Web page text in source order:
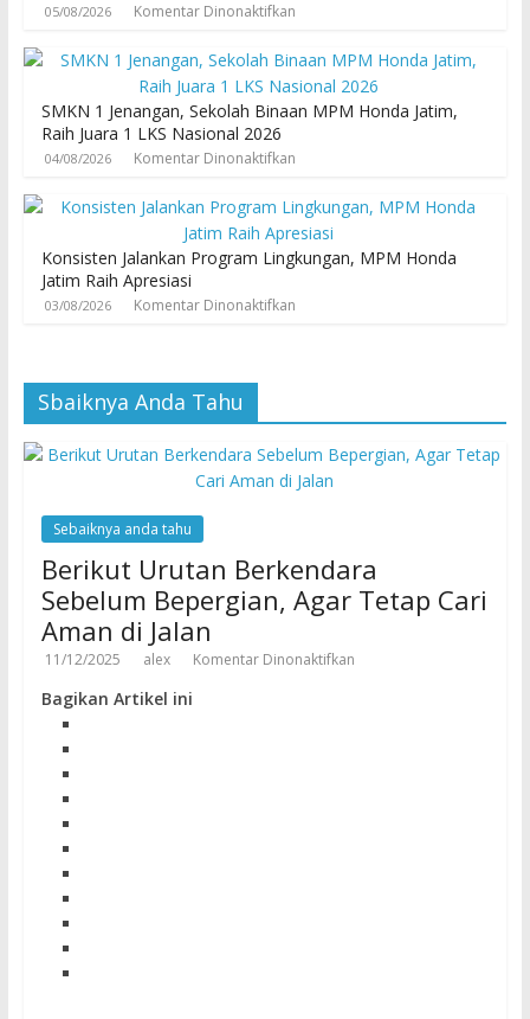
05/08/2026 Komentar Dinonaktifkan
SMKN 1 Jenangan, Sekolah Binaan MPM Honda Jatim,
Raih Juara 1 LKS Nasional 2026
04/08/2026 Komentar Dinonaktifkan
Konsisten Jalankan Program Lingkungan, MPM Honda
Jatim Raih Apresiasi
03/08/2026 Komentar Dinonaktifkan
Sbaiknya Anda Tahu
Sebaiknya anda tahu
Berikut Urutan Berkendara
Sebelum Bepergian, Agar Tetap Cari
Aman di Jalan
11/12/2025 alex Komentar Dinonaktifkan
Bagikan Artikel ini